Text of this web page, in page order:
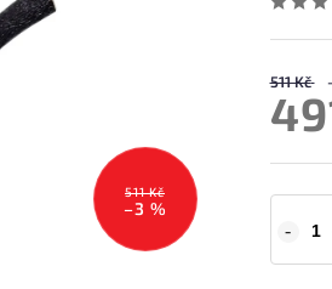
511 Kč
–3 %
511 Kč